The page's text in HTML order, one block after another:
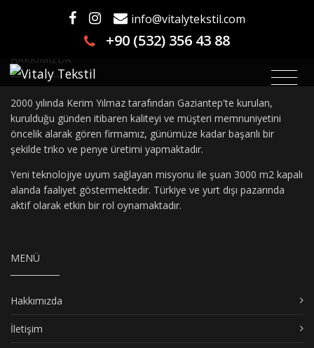
info@vitalytekstil.com
+90 (532) 356 43 88
Yazılar Ana Sayfa
HAKKIMIZDA
2000 yılında Kerim Yılmaz tarafından Gaziantep'te kurulan,
kurulduğu günden itibaren kaliteyi ve müşteri memnuniyetini
öncelik alarak gören firmamız, günümüze kadar başarılı bir
şekilde triko ve penye üretimi yapmaktadır.
Yeni teknolojiye uyum sağlayan misyonu ile şuan 3000 m2 kapalı
alanda faaliyet göstermektedir. Türkiye ve yurt dışı pazarında
aktif olarak etkin bir rol oynamaktadır.
MENÜ
Hakkımızda
İletişim